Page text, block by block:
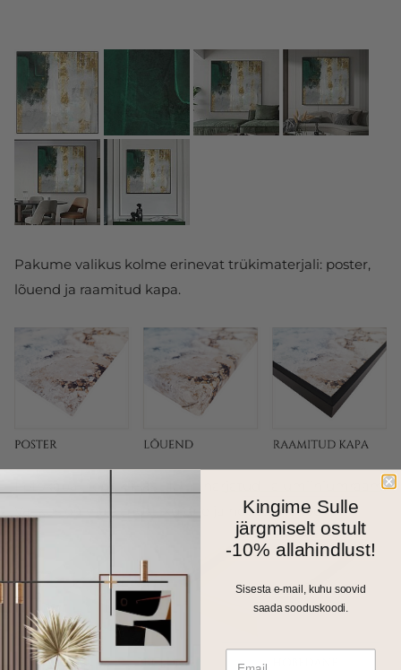
Pakume valikus kolme erinevat trükimaterjali: poster,
lõuend ja raamitud kapa.
Fotokapal on kitsas 1cm harjatud alumiiniumraam.
Valikus on matt must, kuldne ja hõbedane toon.
Kingime Sulle
järgmiselt ostult
-10% allahindlust!
Sisesta e-mail, kuhu soovid
saada sooduskoodi.